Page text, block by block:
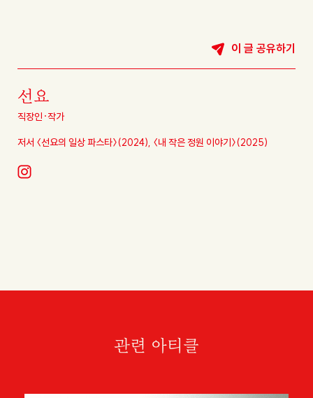
이 글 공유하기
선요
직장인·작가
저서 〈선요의 일상 파스타〉(2024), 〈내 작은 정원 이야기〉(2025)
관련 아티클